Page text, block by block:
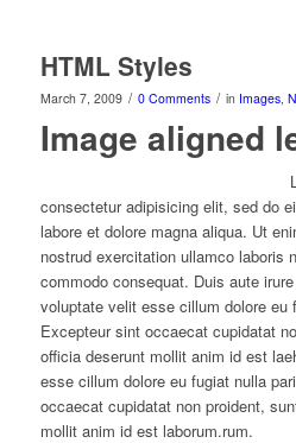
HTML Styles
March 7, 2009 / 0 Comments / in Images,
Image aligned
consectetur adipisicing elit, sed do
labore et dolore magna aliqua. Ut
nostrud exercitation ullamco laboris
commodo consequat. Duis aute
voluptate velit esse cillum dolore eu
Excepteur sint occaecat cupidatat
officia deserunt mollit anim id est
esse cillum dolore eu fugiat nulla
occaecat cupidatat non proident,
mollit anim id est laborum.rum.